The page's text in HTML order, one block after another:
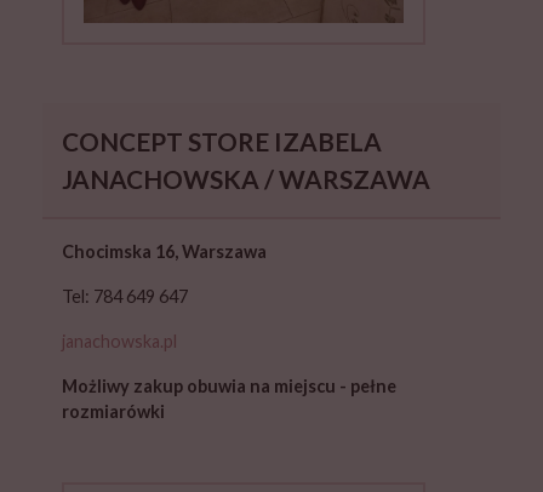
CONCEPT STORE IZABELA
JANACHOWSKA / WARSZAWA
Chocimska 16, Warszawa
Tel: 784 649 647
janachowska.pl
Możliwy zakup obuwia na miejscu - pełne
rozmiarówki